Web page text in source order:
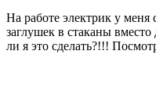
На работе электрик у меня
заглушек в стаканы
ли я это сделать?!!!